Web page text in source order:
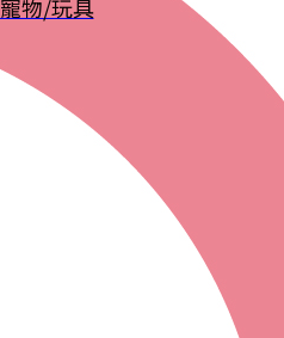
寵物/玩具